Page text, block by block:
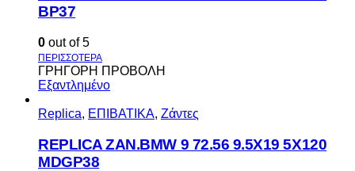
BP37
0 out of 5
ΓΡΗΓΟΡΗ ΠΡΟΒΟΛΗ
Εξαντλημένο
Replica, ΕΠΙΒΑΤΙΚΑ, Ζάντες
REPLICA ZAN.BMW 9 72.56 9.5X19 5X120
MDGP38